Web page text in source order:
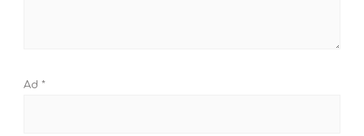
Ad *